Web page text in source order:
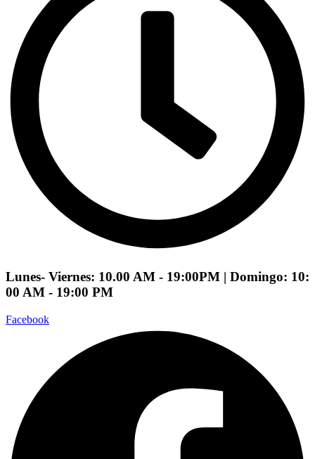
Lunes- Viernes: 10.00 AM - 19:00PM | Domingo: 10:
00 AM - 19:00 PM
Facebook